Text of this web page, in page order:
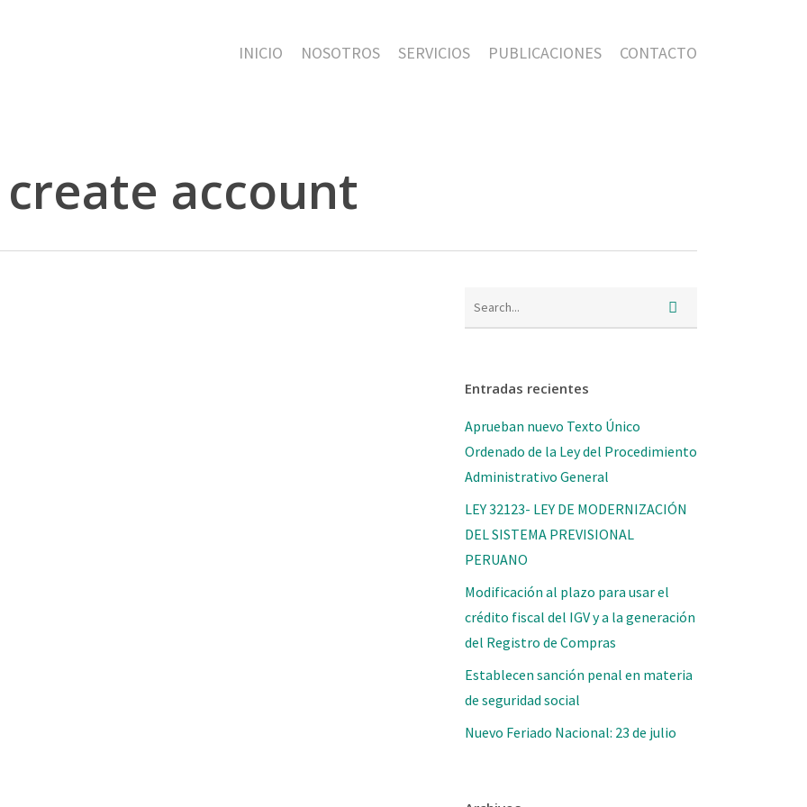
INICIO NOSOTROS SERVICIOS PUBLICACIONES CONTACTO
account
Entradas recientes
Aprueban nuevo Texto Único
Ordenado de la Ley del Procedimiento
Administrativo General
LEY 32123- LEY DE MODERNIZACIÓN
DEL SISTEMA PREVISIONAL
PERUANO
Modificación al plazo para usar el
crédito fiscal del IGV y a la generación
del Registro de Compras
Establecen sanción penal en materia
de seguridad social
Nuevo Feriado Nacional: 23 de julio